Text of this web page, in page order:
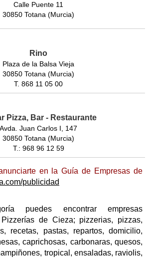
Calle Puente 11
30850 Totana (Murcia)
Rino
Plaza de la Balsa Vieja
30850 Totana (Murcia)
T. 868 11 05 00
Pizza, Bar - Restaurante
Avda. Juan Carlos I, 147
30850 Totana (Murcia)
T.: 968 96 12 59
en la Guía de Empresas de
publicidad
puedes encontrar empresas
de Cieza; pizzerias, pizzas,
recetas, pastas, repartos, domicilio,
caprichosas, carbonaras, quesos,
tropical, ensaladas, raviolis,